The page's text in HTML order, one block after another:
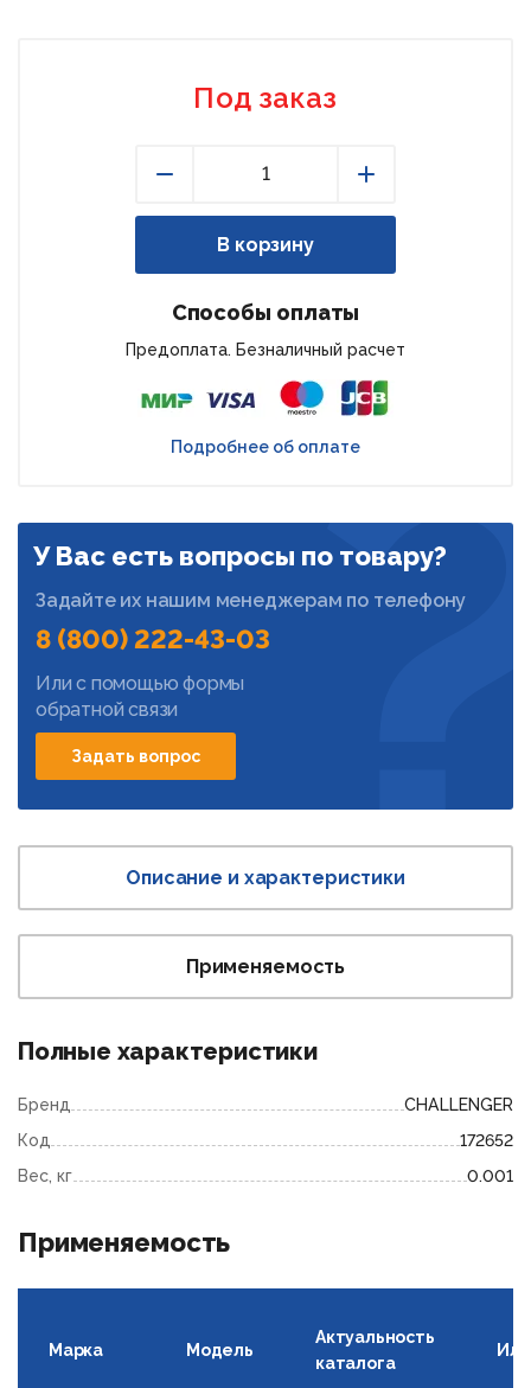
Под заказ
В корзину
Способы оплаты
Предоплата. Безналичный расчет
Подробнее об оплате
У Вас есть вопросы по товару?
Задайте их нашим менеджерам по телефону
8 (800) 222-43-03
Или с помощью формы
обратной связи
Задать вопрос
Описание и характеристики
Применяемость
Полные характеристики
Бренд
CHALLENGER
Код
172652
Вес, кг
0.001
Применяемость
Марка Модель
Актуальность
каталога